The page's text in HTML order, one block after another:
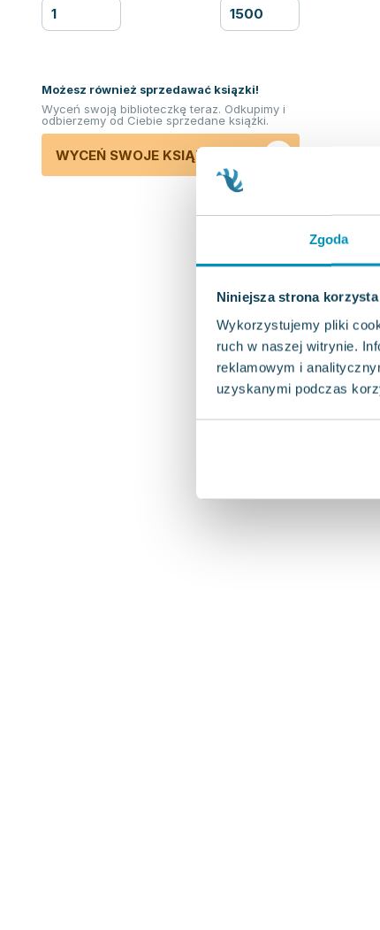
Zgoda
Niniejsza strona
Wykorzystujemy pliki
ruch w naszej witrynie.
reklamowym i
uzyskanymi podczas
Możesz również sprzedawać ksiązki!
Wyceń swoją biblioteczkę teraz. Odkupimy i
odbierzemy od Ciebie sprzedane książki.
WYCEŃ SWOJE KSIĄŻKI